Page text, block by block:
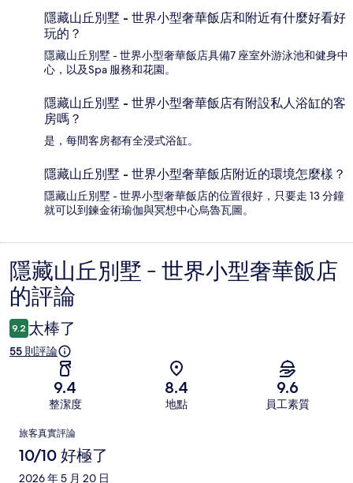
隱藏山丘別墅 - 世界小型奢華飯店和附近有什麼好看好
玩的？
隱藏山丘別墅 - 世界小型奢華飯店具備7 座室外游泳池和健身中
心，以及Spa 服務和花園。
隱藏山丘別墅 - 世界小型奢華飯店有附設私人浴缸的客
房嗎？
是，每間客房都有全浸式浴缸。
隱藏山丘別墅 - 世界小型奢華飯店附近的環境怎麼樣？
隱藏山丘別墅 - 世界小型奢華飯店的位置很好，只要走 13 分鐘
就可以到鍊金術瑜伽與冥想中心烏魯瓦圖。
評
論
隱藏山丘別墅 - 世界小型奢華飯店
的評論
9.2 太棒了
55 則評論
9.4
整潔度
8.4
地點
9.6
員工素質
評
論
旅客真實評論
10/10 好極了
2026 年 5 月 20 日